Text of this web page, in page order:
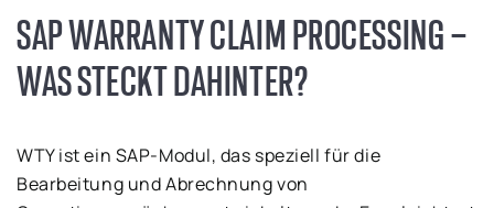
SAP WARRANTY CLAIM PROCESSING –
WAS STECKT DAHINTER?
WTY ist ein SAP-Modul, das speziell für die
Bearbeitung und Abrechnung von